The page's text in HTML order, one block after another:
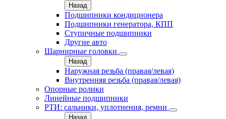
Назад
Подшипники кондиционера
Подшипники генератора, КПП
Ступичные подшипники
Другие авто
Шарнирные головки
Назад
Наружная резьба (правая/левая)
Внутренняя резьба (правая/левая)
Опорные ролики
Линейные подшипники
РТИ: сальники, уплотнения, ремни
Назад